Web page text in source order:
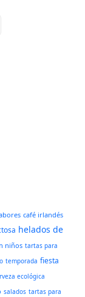
café irlandés
helados de
niños tartas para
temporada fiesta
ecológica
salados tartas para